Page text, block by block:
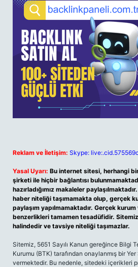
Reklam ve İletişim: Skype:
Yasal Uyarı: Bu internet sitesi, herhangi
şirketi ile hiçbir bağlantısı
hazırladığımız makaleler
haber niteliği taşımamakta olup, gerçek
paylaşım yapılmamaktadır. Gerçek
benzerlikleri tamamen tesadüfidir.
halindedir ve tavsiye niteliği taşımazlar.
Sitemiz, 5651 Sayılı Kanun gereğince Bilgi
Kurumu (BTK) tarafından onaylanmış bir
vermektedir. Bu nedenle, sitedeki içerikleri